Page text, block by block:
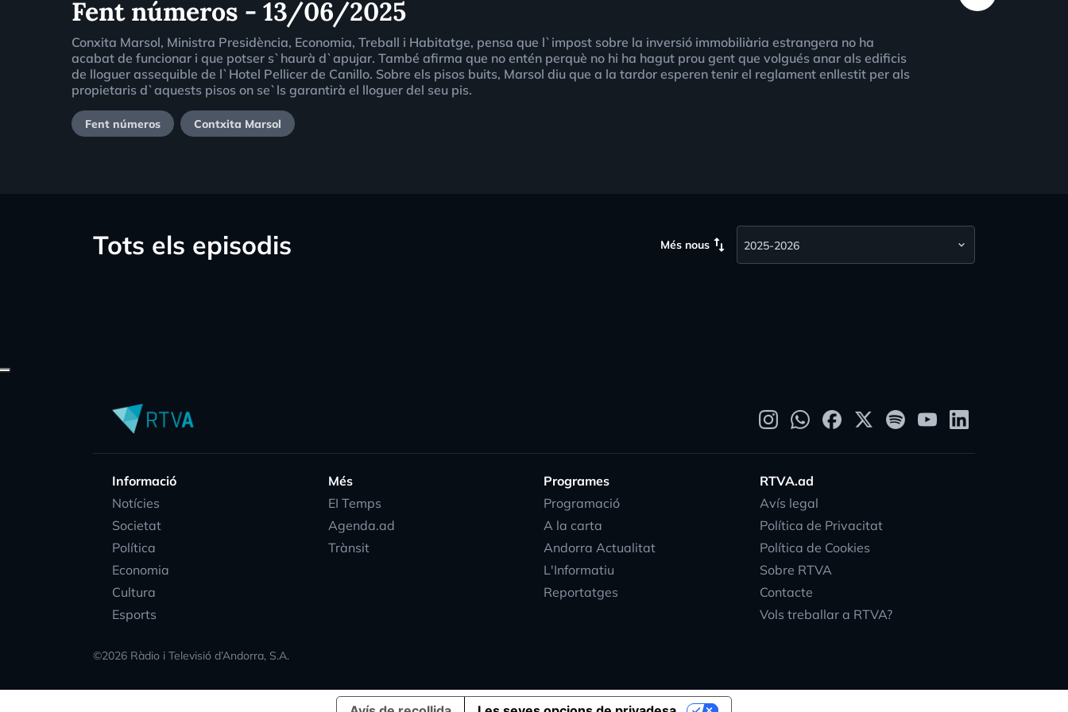
Fent números - 13/06/2025
Conxita Marsol, Ministra Presidència, Economia, Treball i Habitatge, pensa que l`impost sobre la inversió immobiliària estrangera no ha
acabat de funcionar i que potser s`haurà d`apujar. També afirma que no entén perquè no hi ha hagut prou gent que volgués anar als edificis
de lloguer assequible de l`Hotel Pellicer de Canillo. Sobre els pisos buits, Marsol diu que a la tardor esperen tenir el reglament enllestit per als
propietaris d`aquests pisos on se`ls garantirà el lloguer del seu pis.
Fent números Contxita Marsol
Tots els episodis Més nous swap_vert
Informació
Notícies
Societat
Política
Economia
Cultura
Esports
Més
EI Temps
Agenda.ad
Trànsit
Programes
Programació
A la carta
Andorra Actualitat
L'Informatiu
Reportatges
RTVA.ad
Avís legal
Política de Privacitat
Política de Cookies
Sobre RTVA
Contacte
Vols treballar a RTVA?
©2026 Ràdio i Televisió d’Andorra, S.A.